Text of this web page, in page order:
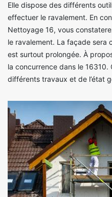
Elle dispose des différents
effectuer le ravalement. En
Nettoyage 16, vous
le ravalement. La façade sera
est surtout prolongée. À
la concurrence dans le
différents travaux et de l’état